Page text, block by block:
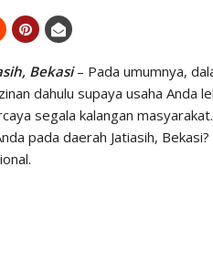
Bekasi– Pada umumnya,
dahulu supaya usaha Anda
segala kalangan
pada daerah Jatiasih,